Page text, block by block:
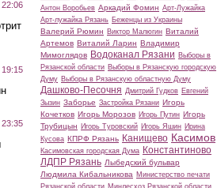
Антон Воробьев Аркадий Фомин Арт-Лужайка
Арт-лужайка Рязань Беженцы из Украины
Валерий Рюмин Виктор Малюгин Виталий
Артемов Виталий Ларин Владимир
Мимоглядов Водоканал Рязани Выборы в
Рязанской области Выборы в Рязанскую городскую
Думу Выборы в Рязанскую областную Думу
Дашково-Песочня Дмитрий Гудков Евгений
Зызин Заборье Застройка Рязани Игорь
Кочетков Игорь Морозов Игорь Путин Игорь
Трубицын Игорь Туровский Игорь Яшин Ирина
Кусова КПРФ Рязань Канищево Касимов
Касимовская городская Дума Константиново
ЛДПР Рязань Лыбедский бульвар
Людмила Кибальникова Министерство печати